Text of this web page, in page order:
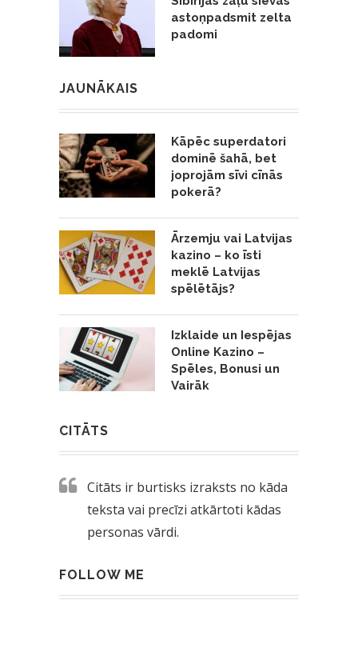
astoņpadsmit zelta
padomi
JAUNĀKAIS
Kāpēc superdatori
dominē šahā, bet
joprojām sīvi cīnās
pokerā?
Ārzemju vai Latvijas
kazino – ko īsti
meklē Latvijas
spēlētājs?
Izklaide un Iespējas
Online Kazino –
Spēles, Bonusi un
Vairāk
CITĀTS
Citāts ir burtisks izraksts no kāda
teksta vai precīzi atkārtoti kādas
personas vārdi.
FOLLOW ME